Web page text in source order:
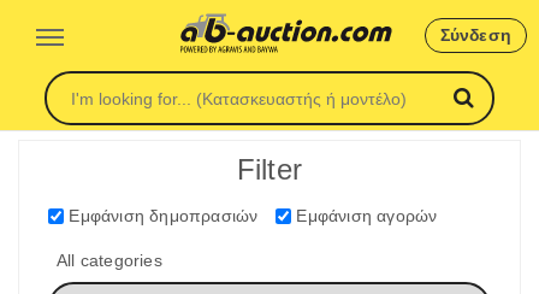
Σύνδεση
Filter
Εμφάνιση δημοπρασιών Εμφάνιση αγορών
All categories